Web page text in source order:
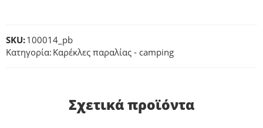
SKU:100014_pb
Κατηγορία: Καρέκλες παραλίας - camping
Σχετικά προϊόντα